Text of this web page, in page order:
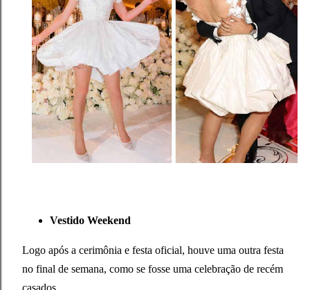
Vestido Weekend
Logo após a cerimônia e festa oficial, houve uma outra festa
no final de semana, como se fosse uma celebração de recém
casados.